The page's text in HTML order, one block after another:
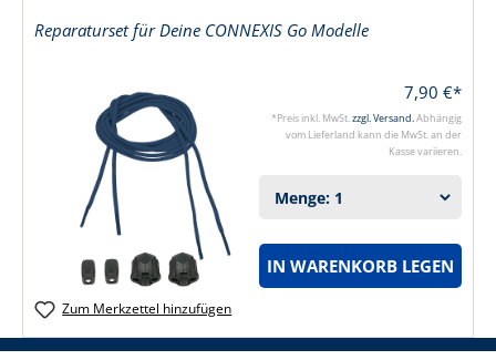
Reparaturset für Deine CONNEXIS Go Modelle
7,90 €*
*Preis inkl. MwSt.zzgl. Versand.Abhängig
vom Lieferland kann die MwSt. an der
Kasse variieren.
IN WARENKORB LEGEN
Zum Merkzettel hinzufügen